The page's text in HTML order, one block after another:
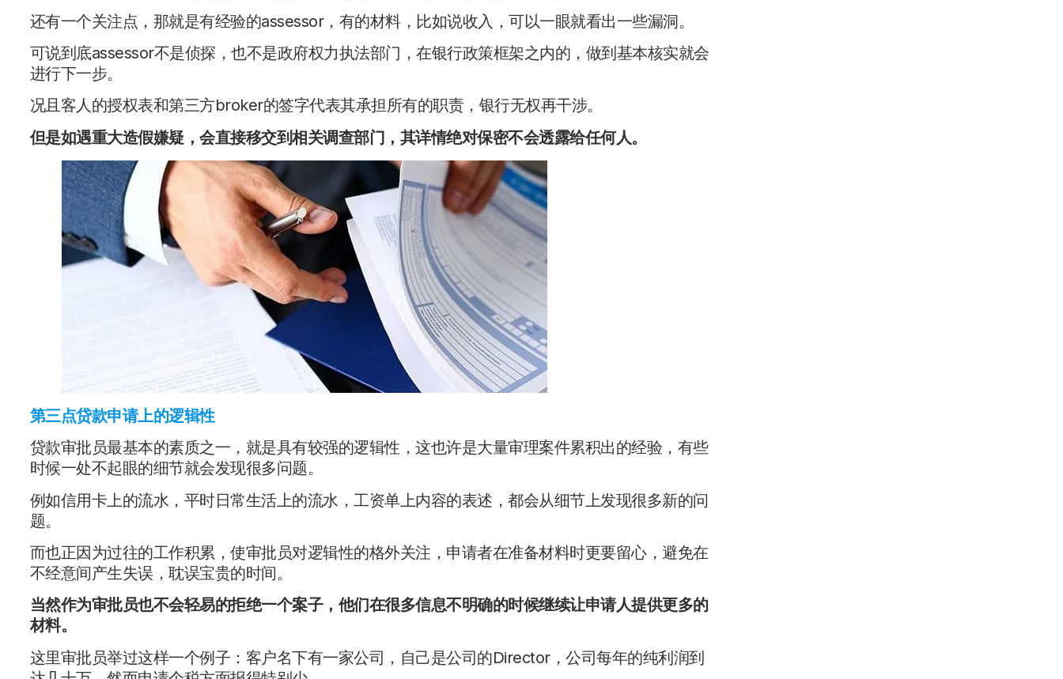
还有一个关注点，那就是有经验的assessor，有的材料，比如说收入，可以一眼就看出一些漏洞。
可说到底assessor不是侦探，也不是政府权力执法部门，在银行政策框架之内的，做到基本核实就会
进行下一步。
况且客人的授权表和第三方broker的签字代表其承担所有的职责，银行无权再干涉。
但是如遇重大造假嫌疑，会直接移交到相关调查部门，其详情绝对保密不会透露给任何人。
第三点贷款申请上的逻辑性
贷款审批员最基本的素质之一，就是具有较强的逻辑性，这也许是大量审理案件累积出的经验，有些
时候一处不起眼的细节就会发现很多问题。
例如信用卡上的流水，平时日常生活上的流水，工资单上内容的表述，都会从细节上发现很多新的问
题。
而也正因为过往的工作积累，使审批员对逻辑性的格外关注，申请者在准备材料时更要留心，避免在
不经意间产生失误，耽误宝贵的时间。
当然作为审批员也不会轻易的拒绝一个案子，他们在很多信息不明确的时候继续让申请人提供更多的
材料。
这里审批员举过这样一个例子：客户名下有一家公司，自己是公司的Director，公司每年的纯利润到